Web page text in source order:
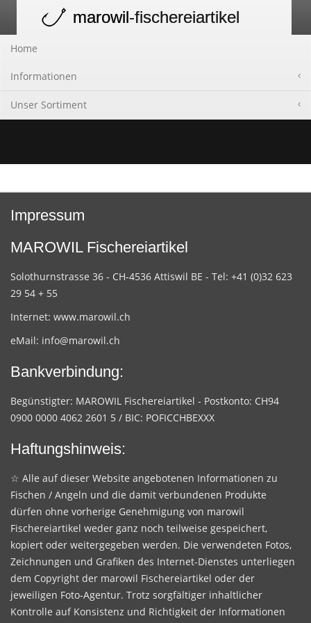
navigation
marowil-fischereiartikel
Home
Informationen
Unser Sortiment
Impressum
MAROWIL Fischereiartikel
Solothurnstrasse 36 - CH-4536 Attiswil BE - Tel: +41 (0)32 623
29 54 + 55
Internet: www.marowil.ch
eMail: info@marowil.ch
Bankverbindung:
Begünstigter: MAROWIL Fischereiartikel - Postkonto: CH94
0900 0000 4062 2601 5 / BIC: POFICCHBEXXX
Haftungshinweis:
☆ Alle auf dieser Website angebotenen Informationen zu
Fischen / Angeln und die damit verbundenen Produkte
dürfen ohne vorherige Genehmigung von marowil
Fischereiartikel weder ganz noch teilweise gespeichert,
kopiert oder weitergegeben werden. Die verwendeten Fotos,
Zeichnungen und Grafiken des Internet-Dienstes unterliegen
dem Copyright der marowil Fischereiartikel oder der
jeweiligen Foto-Agentur. Trotz sorgfältiger inhaltlicher
Kontrolle auf Konsistenz und Richtigkeit der Informationen